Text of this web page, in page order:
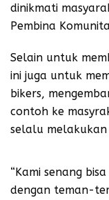
dinikmati
Pembina
Selain untuk
ini juga untuk
bikers,
contoh ke
selalu
“Kami senang
dengan teman-